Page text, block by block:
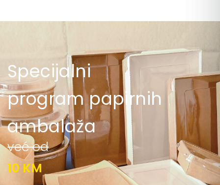
Specijalni
program papirnih
ambalaža
već od
10 KM